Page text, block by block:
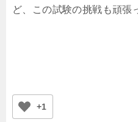
ど、この試験の挑戦も頑張
+1